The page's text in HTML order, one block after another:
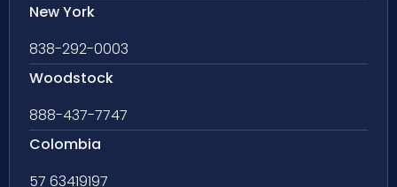
New York
838-292-0003
Woodstock
888-437-7747
Colombia
57 63419197